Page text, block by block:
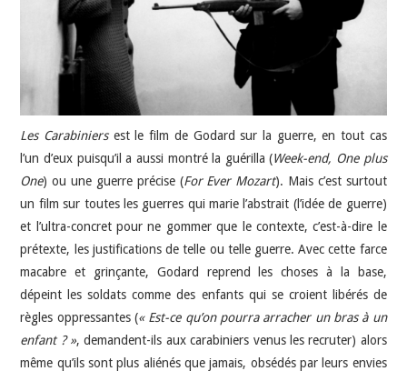
SOMMAIRE
Les Carabiniersest le film de Godard sur la guerre, en tout cas
l’un d’eux puisqu’il a aussi montré la guérilla (Week-end, One plus
One) ou une guerre précise (For Ever Mozart). Mais c’est surtout
un film sur toutes les guerres qui marie l’abstrait (l’idée de guerre)
et l’ultra-concret pour ne gommer que le contexte, c’est-à-dire le
prétexte, les justifications de telle ou telle guerre. Avec cette farce
macabre et grinçante, Godard reprend les choses à la base,
dépeint les soldats comme des enfants qui se croient libérés de
règles oppressantes (« Est-ce qu’on pourra arracher un bras à un
enfant ? », demandent-ils aux carabiniers venus les recruter) alors
même qu’ils sont plus aliénés que jamais, obsédés par leurs envies